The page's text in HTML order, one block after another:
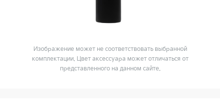
Изображение может не соответствовать выбранной
комплектации. Цвет аксессуара может отличаться от
представленного на данном сайте.